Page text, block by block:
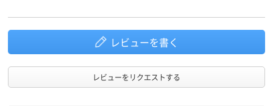
レビューを書く
レビューをリクエストする